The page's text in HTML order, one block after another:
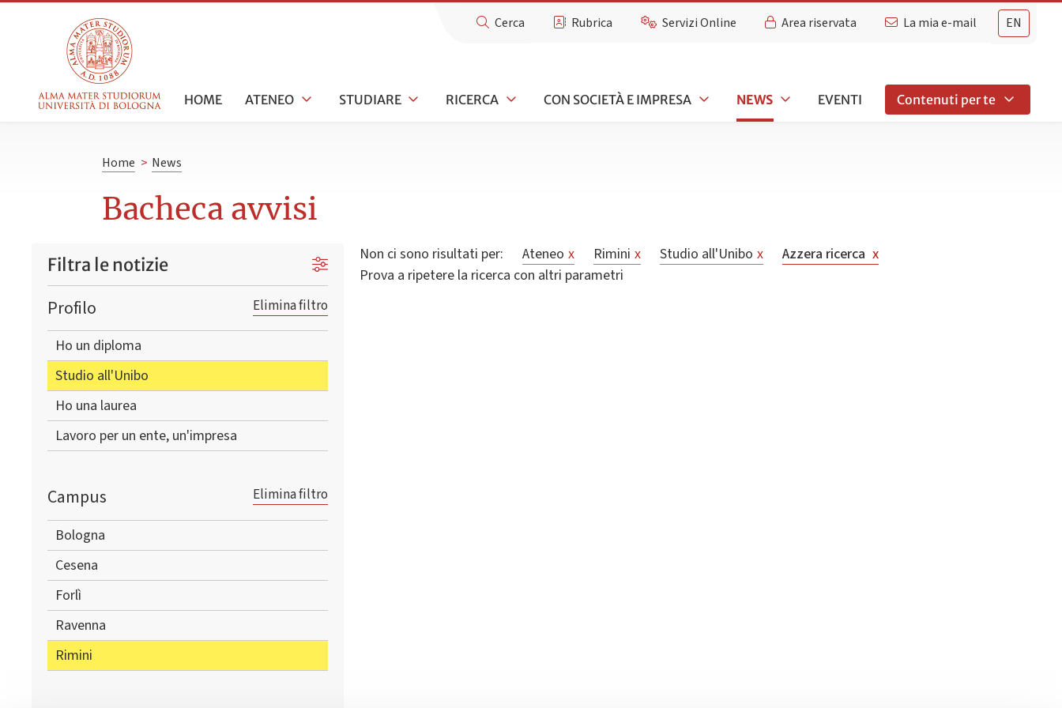
EN
Cerca Rubrica Servizi Online Area riservata La mia e-mail
HOME ATENEO STUDIARE RICERCA CON SOCIETÀ E IMPRESA NEWS EVENTI Contenuti per te
Home > News
Bacheca avvisi
Filtra le notizie
Profilo Elimina filtro
Ho un diploma
Studio all'Unibo
Ho una laurea
Lavoro per un ente, un'impresa
Campus Elimina filtro
Bologna
Cesena
Forlì
Ravenna
Rimini
Non ci sono risultati per: Ateneo x Rimini x Studio all'Unibo x Azzera ricerca x
Prova a ripetere la ricerca con altri parametri